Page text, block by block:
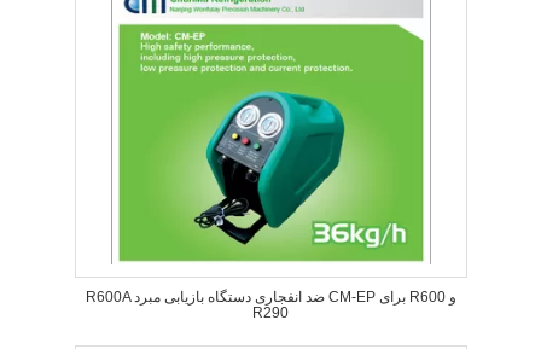
R600A ضد انفجاری دستگاه بازیابی مبرد CM-EP برای R600 و
R290